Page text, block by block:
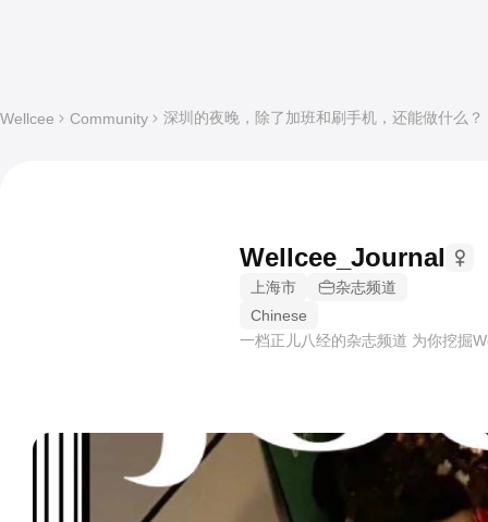
Wellcee Community 深圳的夜晚，除了加班和刷手机，还能做什么？
Wellcee_Journal
上海市
杂志频道
Chinese
一档正儿八经的杂志频道 为你挖掘